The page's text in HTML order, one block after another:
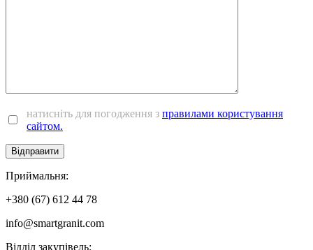
натисніть для погодження з правилами користування
сайтом.
Приймальня:
+380 (67) 612 44 78
info@smartgranit.com
Вiддiл закупівель: